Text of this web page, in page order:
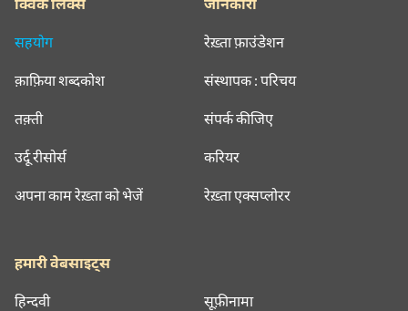
सहयोग
क़ाफ़िया शब्दकोश
तक़्ती
उर्दू रीसोर्स
अपना काम रेख़्ता को भेजें
रेख़्ता फ़ाउंडेशन
संस्थापक : परिचय
संपर्क कीजिए
करियर
रेख़्ता एक्सप्लोरर
हमारी वेबसाइट्स
हिन्दवी सूफ़ीनामा